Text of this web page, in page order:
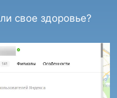
свое здоровье?